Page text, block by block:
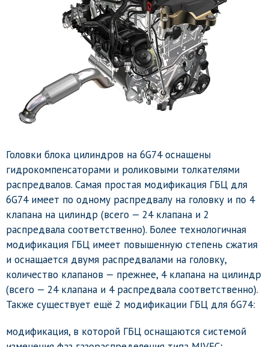
Головки блока цилиндров на 6G74 оснащены
гидрокомпенсаторами и роликовыми толкателями
распредвалов. Самая простая модификация ГБЦ для
6G74 имеет по одному распредвалу на головку и по 4
клапана на цилиндр (всего — 24 клапана и 2
распредвала соответственно). Более технологичная
модификация ГБЦ имеет повышенную степень сжатия
и оснащается двумя распредвалами на головку,
количество клапанов — прежнее, 4 клапана на цилиндр
(всего — 24 клапана и 4 распредвала соответственно).
Также существует ещё 2 модификации ГБЦ для 6G74:
модификация, в которой ГБЦ оснащаются системой